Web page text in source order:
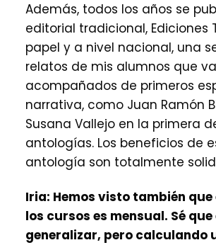
Además, todos los años se
editorial tradicional, Ediciones
papel y a nivel nacional, una
relatos de mis alumnos que
acompañados de primeros
narrativa, como Juan Ramón
Susana Vallejo en la primera
antologías. Los beneficios de
antología son totalmente
Iria: Hemos visto también que
los cursos es mensual. Sé
generalizar, pero calculando